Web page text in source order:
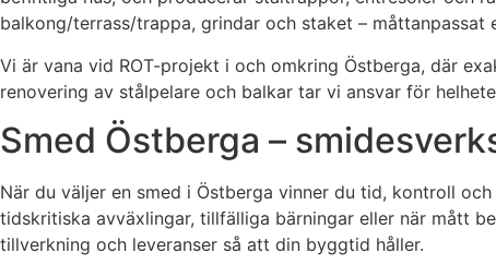
balkong/terrass/trappa, grindar och staket –
Vi är vana vid ROT-projekt i och omkring Östberga, där
renovering av stålpelare och balkar tar vi ansvar för
Smed Östberga –
När du väljer en smed i Östberga vinner du tid, kontroll
tidskritiska avväxlingar, tillfälliga bärningar eller när mått
tillverkning och leveranser så att din byggtid håller.